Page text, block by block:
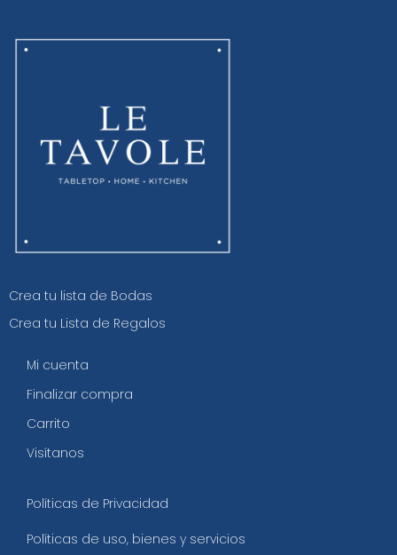
Crea tu lista de Bodas
Crea tu Lista de Regalos
Mi cuenta
Finalizar compra
Carrito
Visítanos
Políticas de Privacidad
Políticas de uso, bienes y servicios